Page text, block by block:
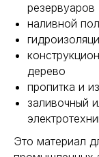
резервуаров
наливной
дерево
пропитка и
заливочный
Это материал